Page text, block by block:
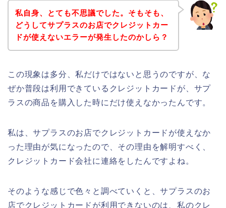
私自身、とても不思議でした。そもそも、
どうしてサプラスのお店でクレジットカー
ドが使えないエラーが発生したのかしら？
この現象は多分、私だけではないと思うのですが、な
ぜか普段は利用できているクレジットカードが、サプ
ラスの商品を購入した時にだけ使えなかったんです。
私は、サプラスのお店でクレジットカードが使えなか
った理由が気になったので、その理由を解明すべく、
クレジットカード会社に連絡をしたんですよね。
そのような感じで色々と調べていくと、サプラスのお
店でクレジットカードが利用できないのは、私のクレ